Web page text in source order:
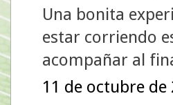
Una bonita
estar corriendo
acompañar al
11 de octubre de